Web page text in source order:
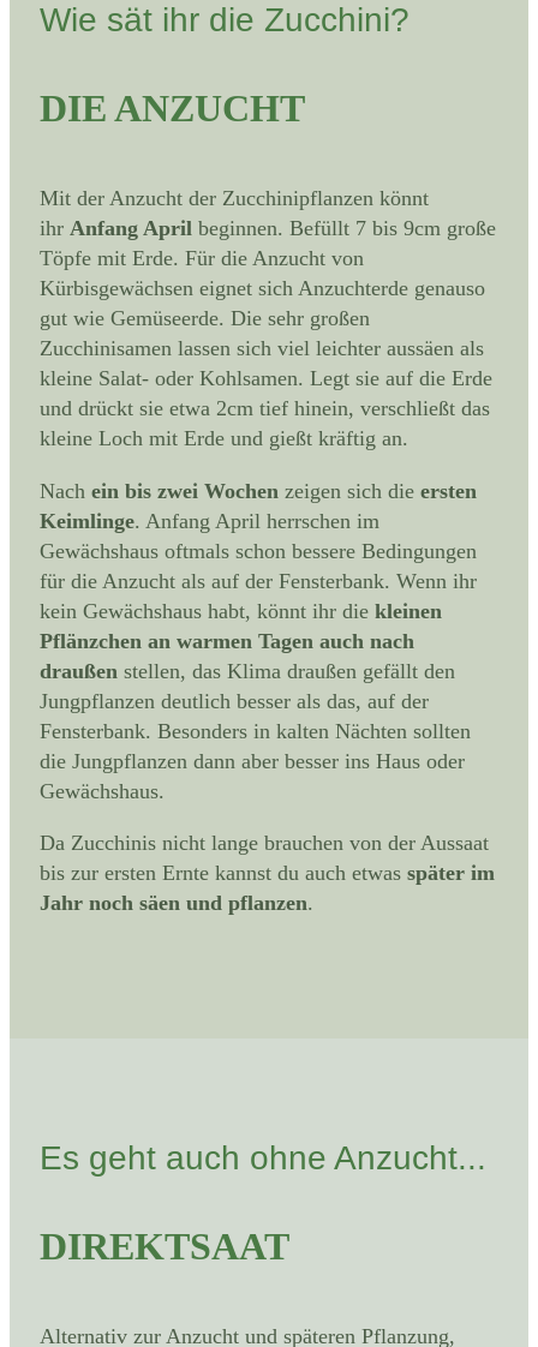
Wie sät ihr die Zucchini?
DIE ANZUCHT
Mit der Anzucht der Zucchinipflanzen könnt
ihr Anfang April beginnen. Befüllt 7 bis 9cm große
Töpfe mit Erde. Für die Anzucht von
Kürbisgewächsen eignet sich Anzuchterde genauso
gut wie Gemüseerde. Die sehr großen
Zucchinisamen lassen sich viel leichter aussäen als
kleine Salat- oder Kohlsamen. Legt sie auf die Erde
und drückt sie etwa 2cm tief hinein, verschließt das
kleine Loch mit Erde und gießt kräftig an.
Nach ein bis zwei Wochen zeigen sich die ersten
Keimlinge. Anfang April herrschen im
Gewächshaus oftmals schon bessere Bedingungen
für die Anzucht als auf der Fensterbank. Wenn ihr
kein Gewächshaus habt, könnt ihr die kleinen
Pflänzchen an warmen Tagen auch nach
draußen stellen, das Klima draußen gefällt den
Jungpflanzen deutlich besser als das, auf der
Fensterbank. Besonders in kalten Nächten sollten
die Jungpflanzen dann aber besser ins Haus oder
Gewächshaus.
Da Zucchinis nicht lange brauchen von der Aussaat
bis zur ersten Ernte kannst du auch etwas später im
Jahr noch säen und pflanzen.
Es geht auch ohne Anzucht...
DIREKTSAAT
Alternativ zur Anzucht und späteren Pflanzung,